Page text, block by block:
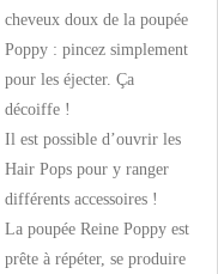
cheveux doux de la poupée
Poppy : pincez simplement
pour les éjecter. Ça
décoiffe !
Il est possible d’ouvrir les
Hair Pops pour y ranger
différents accessoires !
La poupée Reine Poppy est
prête à répéter, se produire